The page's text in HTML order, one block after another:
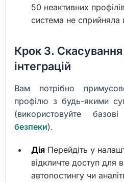
50 неактивних
система не
Крок 3. Скасування
інтеграцій
Вам потрібно
профілю з будь-якими
(використовуйте
безпеки).
Дія Перейдіть у
відкличте доступ для
автопостингу чи